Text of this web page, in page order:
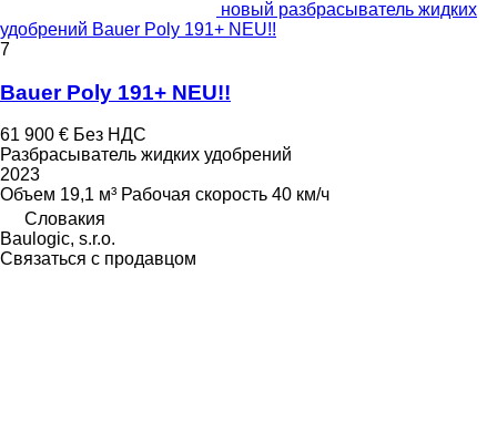
новый разбрасыватель жидких
удобрений Bauer Poly 191+ NEU!!
7
Bauer Poly 191+ NEU!!
61 900 € Без НДС
Разбрасыватель жидких удобрений
2023
Объем 19,1 м³ Рабочая скорость 40 км/ч
Словакия
Baulogic, s.r.o.
Связаться с продавцом